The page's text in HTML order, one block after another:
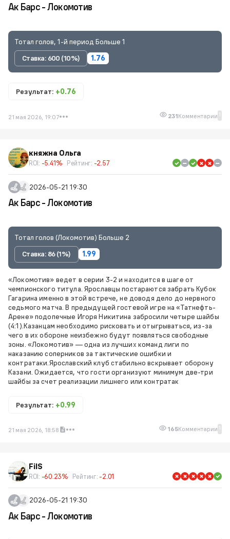
Ак Барс - Локомотив
Тотал голов, 1-й период Больше 1
Ставка: 600 (10%)
1.76
Результат: +0.76
21 мая 2026, 19:07 231Комментарии 1
княжна Ольга
ROI: -5.41% Рейтинг: -2.57
2026-05-21 19:30
Ак Барс - Локомотив
Тотал голов (Локомотив) Больше 2
Ставка: 86 (1%)
1.99
«Локомотив» ведет в серии 3-2 и находится в шаге от
чемпионского титула. Ярославцы постараются забрать Кубок
Гагарина именно в этой встрече, не доводя дело до нервного
седьмого матча. В предыдущей гостевой игре на «Татнефть-
Арене» подопечные Игоря Никитина забросили четыре шайбы
(4:1).Казанцам необходимо рисковать и отыгрываться, из-за
чего в их обороне неизбежно будут появляться свободные
зоны. «Локомотив» — одна из лучших команд лиги по
наказанию соперников за тактические ошибки и
контратаки.Ярославский клуб стабильно вскрывает оборону
Казани. Ожидается, что гости организуют минимум две-три
шайбы за счет реализации лишнего или контратак
Результат: +0.99
21 мая 2026, 18:58 165Комментарии 1
FilS
ROI: -60.23% Рейтинг: -2.01
2026-05-21 19:30
Ак Барс - Локомотив